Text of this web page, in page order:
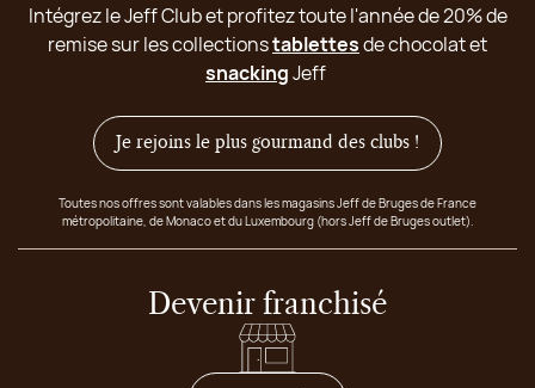
Intégrez le Jeff Club et profitez toute l'année de 20% de
remise sur les collectionstablettesde chocolat et
snackingJeff
Je rejoins le plus gourmand des clubs !
Toutes nos offres sont valables dans les magasins Jeff de Bruges de France
métropolitaine, de Monaco et du Luxembourg (hors Jeff de Bruges outlet).
Devenir franchisé